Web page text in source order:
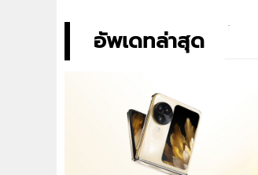
อัพเดทล่าสุด